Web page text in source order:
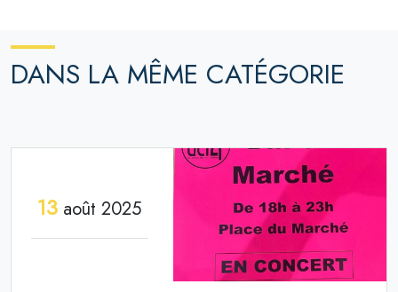
DANS LA MÊME CATÉGORIE
13 août 2025